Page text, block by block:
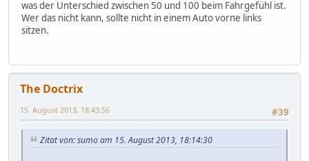
was der Unterschied zwischen 50 und 100 beim Fahrgefühl ist.
Wer das nicht kann, sollte nicht in einem Auto vorne links
sitzen.
The Doctrix
#39
15. August 2013, 18:43:56
Zitat von: sumo am 15. August 2013, 18:14:30